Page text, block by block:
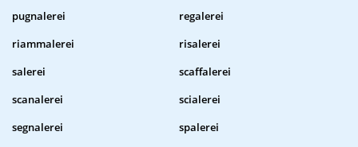
pugnalerei
regalerei
riammalerei
risalerei
salerei
scaffalerei
scanalerei
scialerei
segnalerei
spalerei